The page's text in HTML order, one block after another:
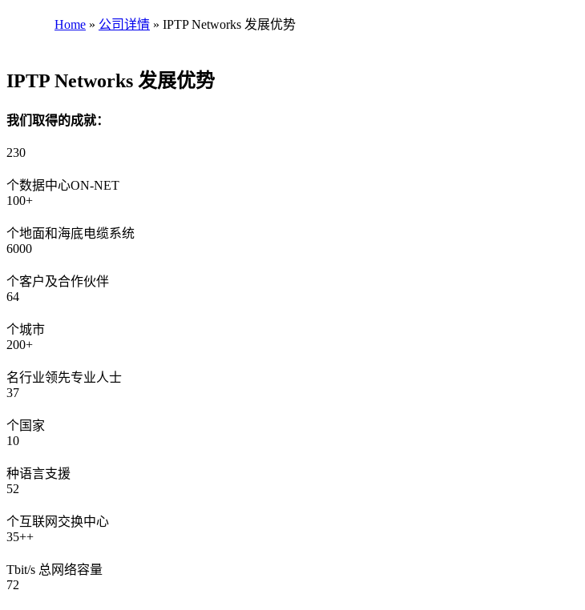
Home » 公司详情 » IPTP Networks 发展优势
IPTP Networks 发展优势
我们取得的成就：
230
个数据中心ON-NET
100+
个地面和海底电缆系统
6000
个客户及合作伙伴
64
个城市
200+
名行业领先专业人士
37
个国家
10
种语言支援
52
个互联网交换中心
35++
Tbit/s 总网络容量
72